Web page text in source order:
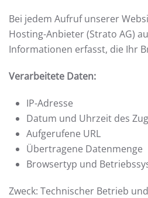
Bei jedem Aufruf unserer
Hosting-Anbieter (Strato AG)
Informationen erfasst, die Ihr
Verarbeitete Daten:
IP-Adresse
Datum und Uhrzeit des
Aufgerufene URL
Übertragene Datenmenge
Browsertyp und
Zweck: Technischer Betrieb